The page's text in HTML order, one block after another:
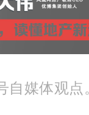
挂在外
便安全
现，
媒体观点